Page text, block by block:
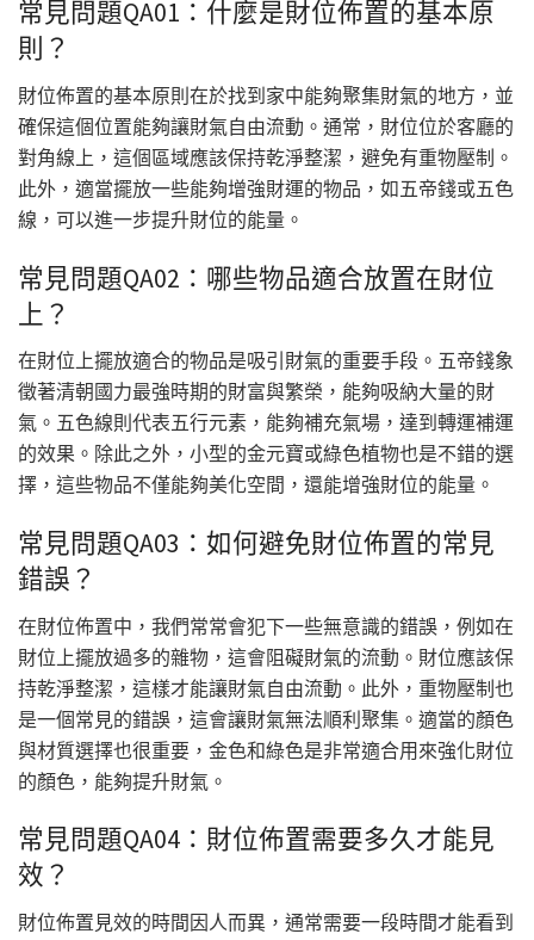
常見問題QA01：什麼是財位佈置的基本原
則？
財位佈置的基本原則在於找到家中能夠聚集財氣的地方，並
確保這個位置能夠讓財氣自由流動。通常，財位位於客廳的
對角線上，這個區域應該保持乾淨整潔，避免有重物壓制。
此外，適當擺放一些能夠增強財運的物品，如五帝錢或五色
線，可以進一步提升財位的能量。
常見問題QA02：哪些物品適合放置在財位
上？
在財位上擺放適合的物品是吸引財氣的重要手段。五帝錢象
徵著清朝國力最強時期的財富與繁榮，能夠吸納大量的財
氣。五色線則代表五行元素，能夠補充氣場，達到轉運補運
的效果。除此之外，小型的金元寶或綠色植物也是不錯的選
擇，這些物品不僅能夠美化空間，還能增強財位的能量。
常見問題QA03：如何避免財位佈置的常見
錯誤？
在財位佈置中，我們常常會犯下一些無意識的錯誤，例如在
財位上擺放過多的雜物，這會阻礙財氣的流動。財位應該保
持乾淨整潔，這樣才能讓財氣自由流動。此外，重物壓制也
是一個常見的錯誤，這會讓財氣無法順利聚集。適當的顏色
與材質選擇也很重要，金色和綠色是非常適合用來強化財位
的顏色，能夠提升財氣。
常見問題QA04：財位佈置需要多久才能見
效？
財位佈置見效的時間因人而異，通常需要一段時間才能看到